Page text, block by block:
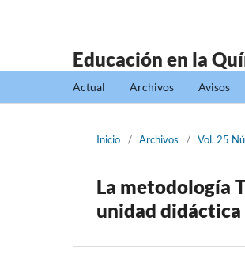
Educación en la
Actual Archivos Avisos
Inicio / Archivos / Vol. 25
La metodología
unidad didáctica